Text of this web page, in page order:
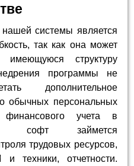
системы является
так как она может
имеющуюся структуру
программы не
дополнительное
обычных персональных
учета в
софт займется
трудовых ресурсов,
техники, отчетности.